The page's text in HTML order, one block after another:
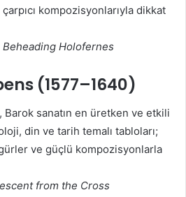
kompozisyonlarıyla dikkat
Holofernes
(1577–1640)
Barok sanatın en üretken ve etkili
din ve tarih temalı tabloları;
ve güçlü kompozisyonlarla
from the Cross